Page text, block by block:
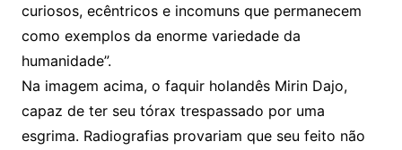
curiosos, ecêntricos e incomuns que permanecem
como exemplos da enorme variedade da
humanidade”.
Na imagem acima, o faquir holandês Mirin Dajo,
capaz de ter seu tórax trespassado por uma
esgrima. Radiografias provariam que seu feito não